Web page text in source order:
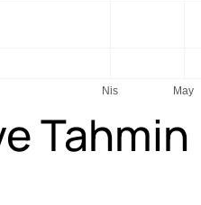
Tahmin